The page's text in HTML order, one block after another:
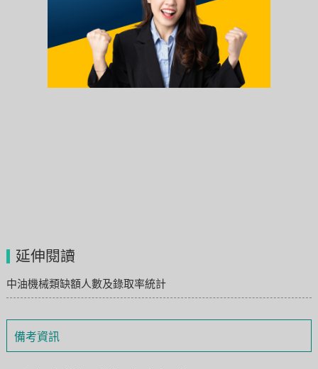
備考資訊
延伸閱讀
中油機械類缺額人數及錄取率統計